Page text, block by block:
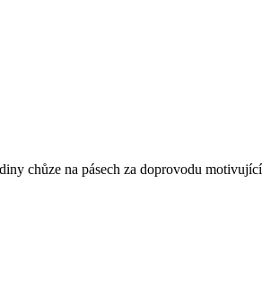
chůze na pásech za doprovodu